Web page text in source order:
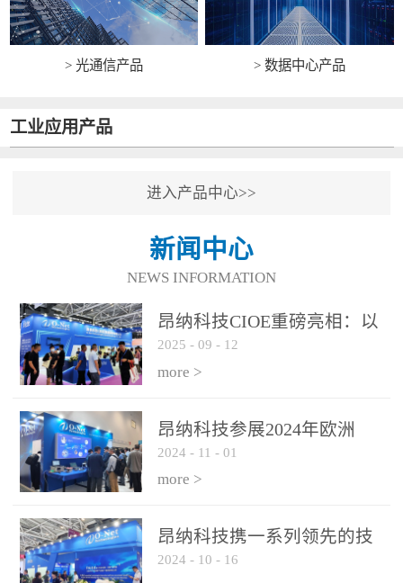
> 光通信产品 > 数据中心产品
工业应用产品
进入产品中心>>
新闻中心
NEWS INFORMATION
昂纳科技CIOE重磅亮相：以
光通信创新引擎，驱动AI与
算力互联新时代
2025 - 09 - 12
more >
昂纳科技参展2024年欧洲
ECOC展会
2024 - 11 - 01
more >
昂纳科技携一系列领先的技
术平台和优秀产品参展2024
2024 - 10 - 16